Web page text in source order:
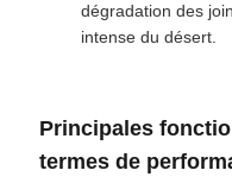
dégradation des
intense du désert.
Principales
termes de